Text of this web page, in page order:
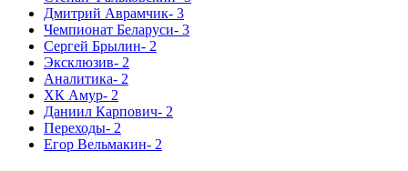
Дмитрий Аврамчик- 3
Чемпионат Беларуси- 3
Сергей Брылин- 2
Эксклюзив- 2
Аналитика- 2
ХК Амур- 2
Даниил Карпович- 2
Переходы- 2
Егор Вельмакин- 2